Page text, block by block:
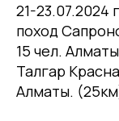
21-23.07.2024
поход
15 чел.
Талгар
Алматы.